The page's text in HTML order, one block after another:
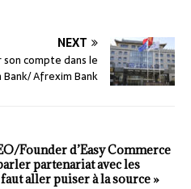
NEXT
son compte dans le
Afrexim Bank
Founder d’Easy Commerce
partenariat avec les
aller puiser à la source »